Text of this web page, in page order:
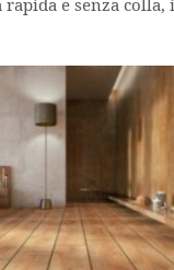
e senza colla,